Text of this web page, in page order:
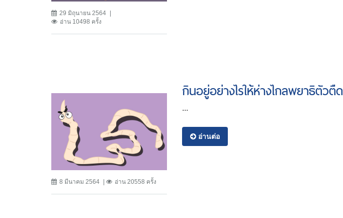
29 มิถุนายน 2564
อ่าน 10498 ครั้ง
8 มีนาคม 2564 อ่าน 20558 ครั้ง
กินอยู่อย่างไรให้ห่างไกลพยาธิตัวตืด
...
อ่านต่อ